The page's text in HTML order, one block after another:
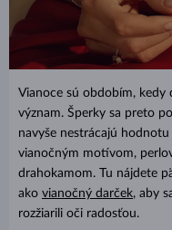
Vianoce sú obdobím, kedy
význam. Šperky sa preto
navyše nestrácajú
vianočným motívom,
drahokamom. Tu nájdete
ako vianočný darček, aby
rozžiarili oči radosťou.